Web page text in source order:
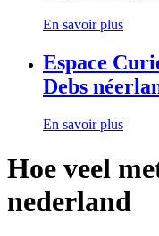
En savoir plus
Espace
Debs
En savoir plus
Hoe veel
nederland